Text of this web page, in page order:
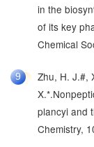
in the
of its key
Chemical
9
Zhu, H. J.#,
plancyi and
Chemistry,